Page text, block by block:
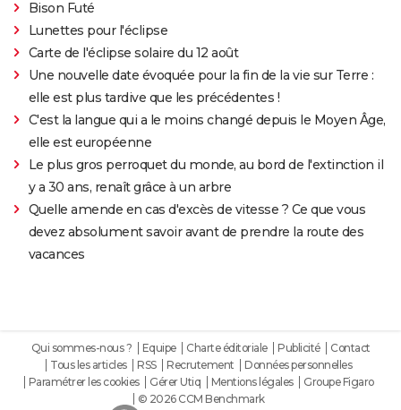
Bison Futé
Lunettes pour l'éclipse
Carte de l'éclipse solaire du 12 août
Une nouvelle date évoquée pour la fin de la vie sur Terre :
elle est plus tardive que les précédentes !
C'est la langue qui a le moins changé depuis le Moyen Âge,
elle est européenne
Le plus gros perroquet du monde, au bord de l'extinction il
y a 30 ans, renaît grâce à un arbre
Quelle amende en cas d'excès de vitesse ? Ce que vous
devez absolument savoir avant de prendre la route des
vacances
Qui sommes-nous ? Equipe Charte éditoriale Publicité
Contact
Tous les articles
RSS Recrutement
Données personnelles
Paramétrer les cookies
Gérer Utiq Mentions légales
Groupe Figaro
© 2026 CCM Benchmark